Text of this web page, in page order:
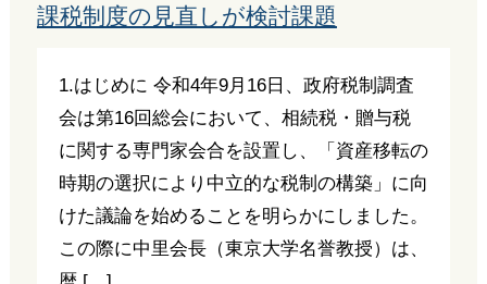
課税制度の見直しが検討課題
1.はじめに 令和4年9月16日、政府税制調査
会は第16回総会において、相続税・贈与税
に関する専門家会合を設置し、「資産移転の
時期の選択により中立的な税制の構築」に向
けた議論を始めることを明らかにしました。
この際に中里会長（東京大学名誉教授）は、